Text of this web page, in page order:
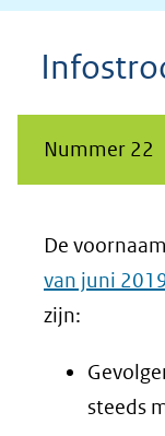
Nummer 22
De
van juni
zijn:
steeds